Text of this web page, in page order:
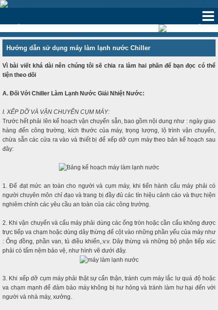
‹ ›
Hướng dẫn sử dụng máy làm lạnh nước Chiller
Vì bài viết khá dài nên chúng tôi sẽ chia ra làm hai phần để bạn đọc có thể
tiện theo dõi
A. Đối Với Chiller Làm Lạnh Nước Giải Nhiệt Nước:
I. XẾP DỠ VÀ VẬN CHUYỂN CỤM MÁY:
Trước hết phải lên kế hoạch vận chuyển sẵn, bao gồm nội dung như : ngày giao
hàng đến công trường, kích thước của máy, trọng lượng, lộ trình vận chuyển,
chừa sẵn các cửa ra vào và thiết bị để xếp dỡ cụm máy theo bản kế hoạch sau
đây:
1. Để đạt mức an toàn cho người và cụm máy, khi tiến hành cẩu máy phải có
người chuyên môn chỉ đạo và trang bị đầy đủ các tín hiệu cảnh cáo và thực hiện
nghiêm chỉnh các yêu cầu an toàn của các công trường.
2. Khi vận chuyển và cẩu máy phải dùng các ống tròn hoặc cần cẩu không được
trực tiếp va chạm hoặc dùng dây thừng để cột vào những phần yếu của máy như
: Ống đồng, phần van, tủ điều khiển,.v.v. Dây thừng và những bộ phận tiếp xúc
phải có tấm nệm bảo vệ, như hình vẽ dưới đây.
3. Khi xếp dỡ cụm máy phải thật sự cẩn thận, tránh cụm máy lắc lư quá độ hoặc
va chạm mạnh để đảm bảo máy không bị hư hỏng và tránh làm hư hại đến với
người và nhà máy, xưởng.